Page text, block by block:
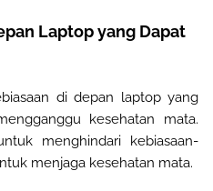
Laptop yang Dapat
di depan laptop yang
kesehatan mata.
menghindari kebiasaan-
menjaga kesehatan mata.